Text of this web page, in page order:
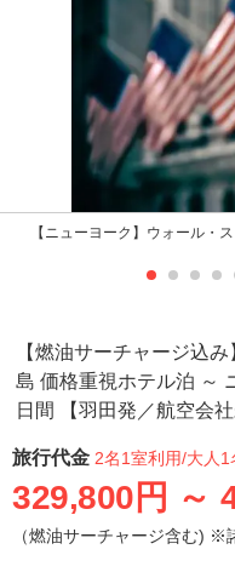
【ニューヨーク】ウォール・
【燃油サーチャージ込
島 価格重視ホテル泊 ～
日間 【羽田発／航空会社
旅行代金 2名1室利用/大人1
329,800円 ～
（燃油サーチャージ含む) ※